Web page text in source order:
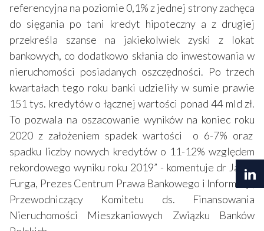
referencyjna na poziomie 0,1% z jednej strony zachęca
do sięgania po tani kredyt hipoteczny a z drugiej
przekreśla szanse na jakiekolwiek zyski z lokat
bankowych, co dodatkowo skłania do inwestowania w
nieruchomości posiadanych oszczędności. Po trzech
kwartałach tego roku banki udzieliły w sumie prawie
151 tys. kredytów o łącznej wartości ponad 44 mld zł.
To pozwala na oszacowanie wyników na koniec roku
2020 z założeniem spadek wartości o 6-7% oraz
spadku liczby nowych kredytów o 11-12% względem
rekordowego wyniku roku 2019” - komentuje dr Jacek
Furga, Prezes Centrum Prawa Bankowego i Informacji,
Przewodniczący Komitetu ds. Finansowania
Nieruchomości Mieszkaniowych Związku Banków